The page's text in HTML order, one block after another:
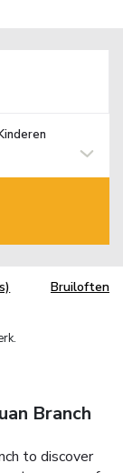
Bruiloften
Branch
to discover